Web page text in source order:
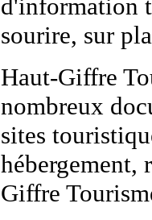
d'information
sourire, sur
Haut-Giffre
nombreux
sites
hébergement,
Giffre